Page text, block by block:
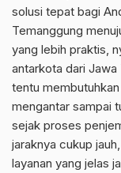
solusi tepat bagi
Temanggung
yang lebih praktis,
antarkota dari
tentu
mengantar sampai
sejak proses
jaraknya cukup
layanan yang jelas